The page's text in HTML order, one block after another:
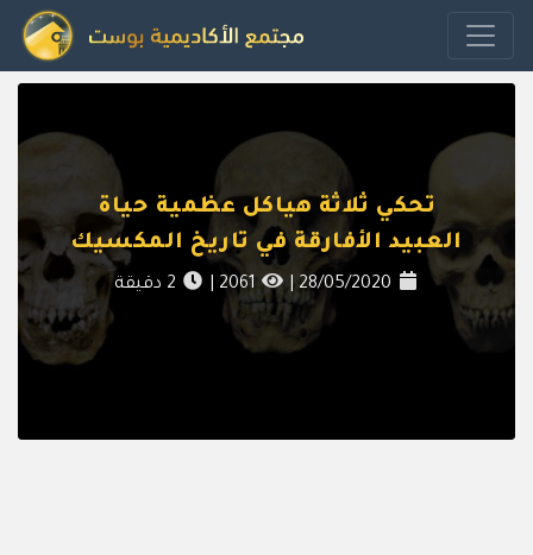
تحكي ثلاثة هياكل عظمية حياة
العبيد الأفارقة في تاريخ المكسيك
28/05/2020
|
2 دقيقة